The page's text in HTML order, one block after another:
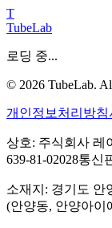
T
TubeLab
로딩 중...
© 2026 TubeLab.
개인정보처리방침
상호: 주식회사 레
639-81-02028통신
소재지: 경기도 안
(안양동, 안양아이